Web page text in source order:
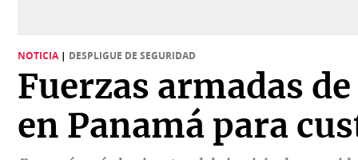
Política
Mundo
Vivir+
Opinión
NOTICIA | DESPLIGUE DE SEGURIDAD
Fuerzas armadas
en Panamá para